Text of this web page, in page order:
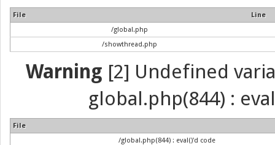
File
Line
/global.php
/showthread.php
Warning [2] Undefined
global.php(844) :
File
/global.php(844) : eval()'d code